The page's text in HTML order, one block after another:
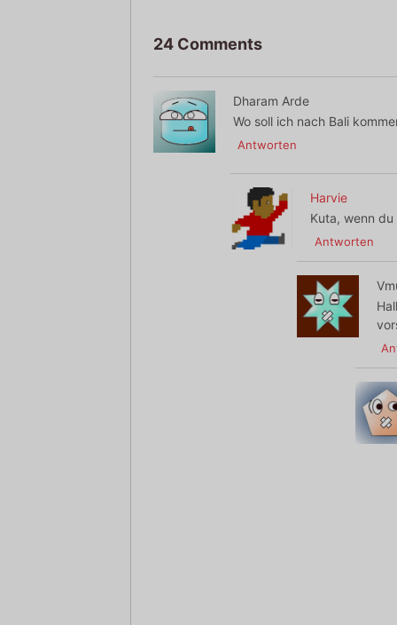
24 Comments
Dharam Arde
Wo soll ich nach Bali
Antworten
Harvie
Kuta, wenn
Antworten